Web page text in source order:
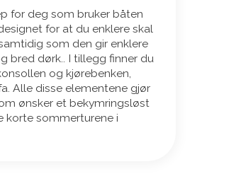
for deg som bruker båten
for at du enklere skal
som den gir enklere
bred dørk.. I tillegg finner du
og kjørebenken,
Alle disse elementene gjør
ønsker et bekymringsløst
korte sommerturene i